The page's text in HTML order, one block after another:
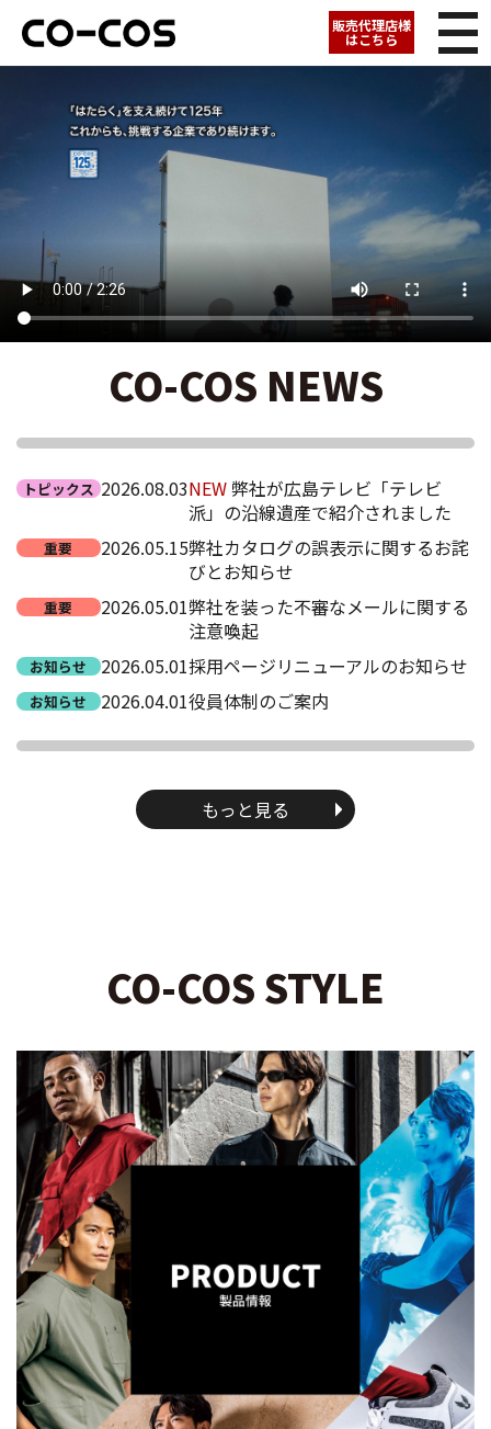
販売代理店様
はこちら
CO-COS NEWS
トピックス 2026.08.03NEW弊社が広島テレビ「テレビ
派」の沿線遺産で紹介されました
重要 2026.05.15弊社カタログの誤表示に関するお詫
びとお知らせ
重要 2026.05.01弊社を装った不審なメールに関する
注意喚起
お知らせ 2026.05.01採用ページリニューアルのお知らせ
お知らせ 2026.04.01役員体制のご案内
もっと見る
CO-COS STYLE